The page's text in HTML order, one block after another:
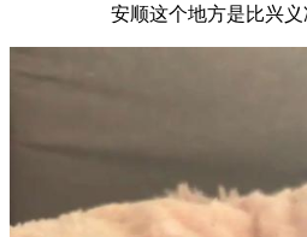
安顺这个地方是比兴